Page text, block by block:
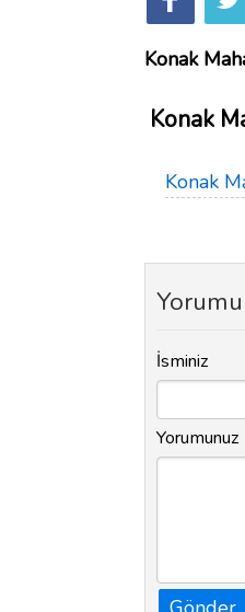
Konak
Konak
Konak
İsminiz
Yorumunuz